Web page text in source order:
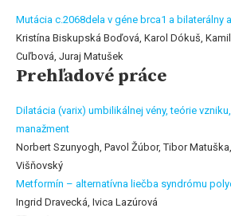
Mutácia c.2068dela v géne brca1 a bilaterálny
Kristína Biskupská Boďová, Karol Dókuš,
Cuľbová, Juraj Matušek
Prehľadové práce
Dilatácia (varix) umbilikálnej vény, teórie
manažment
Norbert Szunyogh, Pavol Žúbor, Tibor
Višňovský
Metformín – alternatívna liečba syndrómu
Ingrid Dravecká, Ivica Lazúrová